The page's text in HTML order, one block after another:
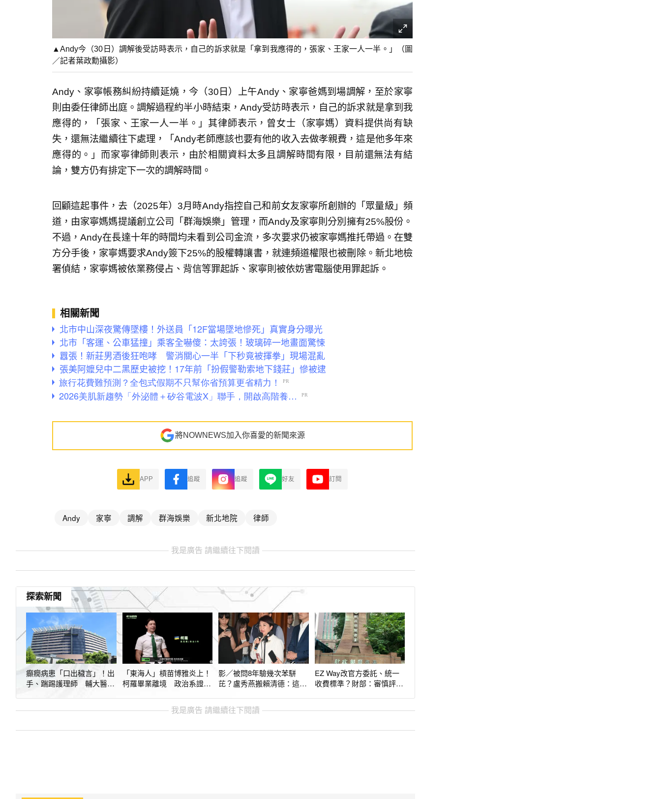
▲Andy今（30日）調解後受訪時表示，自己的訴求就是「拿到我應得的，張家、王家一人一半。」（圖
／記者葉政勳攝影）
Andy、家寧帳務糾紛持續延燒，今（30日）上午Andy、家寧爸媽到場調解，至於家寧
則由委任律師出庭。調解過程約半小時結束，Andy受訪時表示，自己的訴求就是拿到我
應得的，「張家、王家一人一半。」其律師表示，曾女士（家寧媽）資料提供尚有缺
失，還無法繼續往下處理，「Andy老師應該也要有他的收入去做孝親費，這是他多年來
應得的。」而家寧律師則表示，由於相關資料太多且調解時間有限，目前還無法有結
論，雙方仍有排定下一次的調解時間。
回顧這起事件，去（2025年）3月時Andy指控自己和前女友家寧所創辦的「眾量級」頻
道，由家寧媽媽提議創立公司「群海娛樂」管理，而Andy及家寧則分別擁有25%股份。
不過，Andy在長達十年的時間均未看到公司金流，多次要求仍被家寧媽推托帶過。在雙
方分手後，家寧媽要求Andy簽下25%的股權轉讓書，就連頻道權限也被刪除。新北地檢
署偵結，家寧媽被依業務侵占、背信等罪起訴、家寧則被依妨害電腦使用罪起訴。
相關新聞
北市中山深夜驚傳墜樓！外送員「12F當場墜地慘死」真實身分曝光
北市「客運、公車猛撞」乘客全嚇傻：太誇張！玻璃碎一地畫面驚悚
囂張！新莊男酒後狂咆哮 警消關心一半「下秒竟被揮拳」現場混亂
張美阿嬤兒中二黑歷史被挖！17年前「扮假警勒索地下錢莊」慘被逮
將NOWNEWS加入你喜愛的新聞來源
APP 追蹤 追蹤 好友 訂閱
Andy 家寧 調解 群海娛樂 新北地院 律師
我是廣告 請繼續往下閱讀
探索新聞
癲癇病患「口出穢言」！出
手、踹踢護理師 輔大醫院
「東海人」槓苗博雅炎上！
柯羅畢業離境 政治系證實
影／被問8年驗幾次苯駢
芘？盧秀燕搬賴清德：這段
EZ Way改官方委託、統一
收費標準？財部：審慎評估
我是廣告 請繼續往下閱讀